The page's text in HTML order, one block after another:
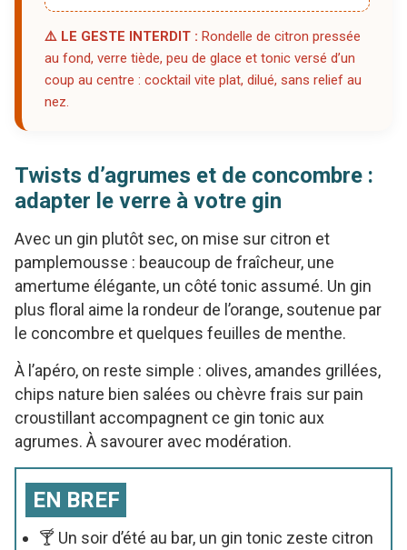
⚠️ LE GESTE INTERDIT : Rondelle de citron pressée
au fond, verre tiède, peu de glace et tonic versé d’un
coup au centre : cocktail vite plat, dilué, sans relief au
nez.
Twists d’agrumes et de concombre :
adapter le verre à votre gin
Avec un gin plutôt sec, on mise sur citron et
pamplemousse : beaucoup de fraîcheur, une
amertume élégante, un côté tonic assumé. Un gin
plus floral aime la rondeur de l’orange, soutenue par
le concombre et quelques feuilles de menthe.
À l’apéro, on reste simple : olives, amandes grillées,
chips nature bien salées ou chèvre frais sur pain
croustillant accompagnent ce gin tonic aux
agrumes. À savourer avec modération.
EN BREF
🍸 Un soir d’été au bar, un gin tonic zeste citron